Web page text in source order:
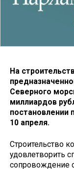
На
Северного
миллиардов
постановлении
10 апреля.
Строительство
удовлетворить
сопровождение